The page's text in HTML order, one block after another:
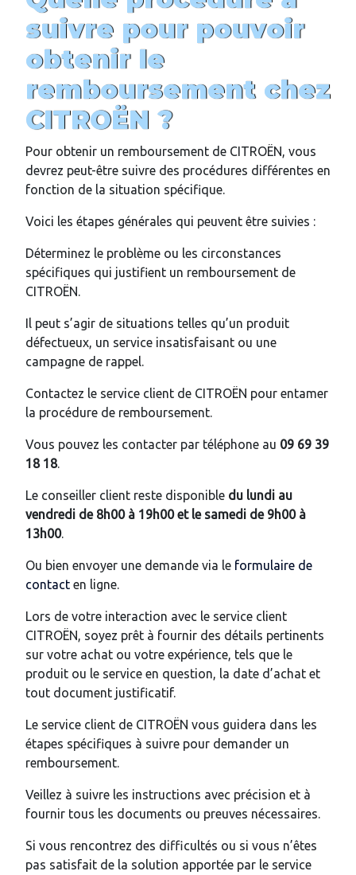
suivre pour pouvoir
obtenir le
remboursement chez
CITROËN ?
Pour obtenir un remboursement de CITROËN, vous
devrez peut-être suivre des procédures différentes en
fonction de la situation spécifique.
Voici les étapes générales qui peuvent être suivies :
Déterminez le problème ou les circonstances
spécifiques qui justifient un remboursement de
CITROËN.
Il peut s’agir de situations telles qu’un produit
défectueux, un service insatisfaisant ou une
campagne de rappel.
Contactez le service client de CITROËN pour entamer
la procédure de remboursement.
Vous pouvez les contacter par téléphone au 09 69 39
18 18.
Le conseiller client reste disponible du lundi au
vendredi de 8h00 à 19h00 et le samedi de 9h00 à
13h00.
Ou bien envoyer une demande via le formulaire de
contact en ligne.
Lors de votre interaction avec le service client
CITROËN, soyez prêt à fournir des détails pertinents
sur votre achat ou votre expérience, tels que le
produit ou le service en question, la date d’achat et
tout document justificatif.
Le service client de CITROËN vous guidera dans les
étapes spécifiques à suivre pour demander un
remboursement.
Veillez à suivre les instructions avec précision et à
fournir tous les documents ou preuves nécessaires.
Si vous rencontrez des difficultés ou si vous n’êtes
pas satisfait de la solution apportée par le service